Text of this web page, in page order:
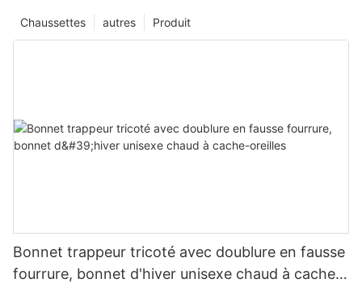
Produit
autres
Chaussettes
Bonnet trappeur tricoté avec doublure en fausse
fourrure, bonnet d'hiver unisexe chaud à cache-